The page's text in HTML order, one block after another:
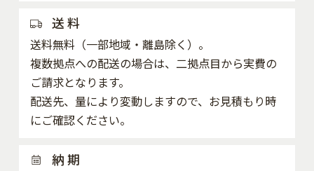
送 料
送料無料（一部地域・離島除く）。
複数拠点への配送の場合は、二拠点目から実費の
ご請求となります。
配送先、量により変動しますので、お見積もり時
にご確認ください。
納 期